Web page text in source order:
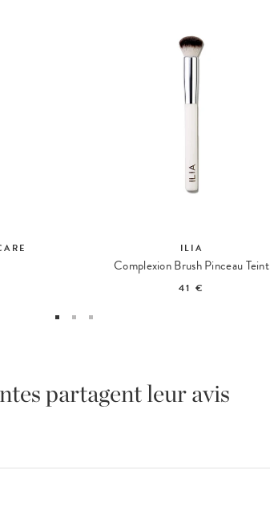
ILIA
Complexion Brush Pinceau Teint
41 €
partagent leur avis